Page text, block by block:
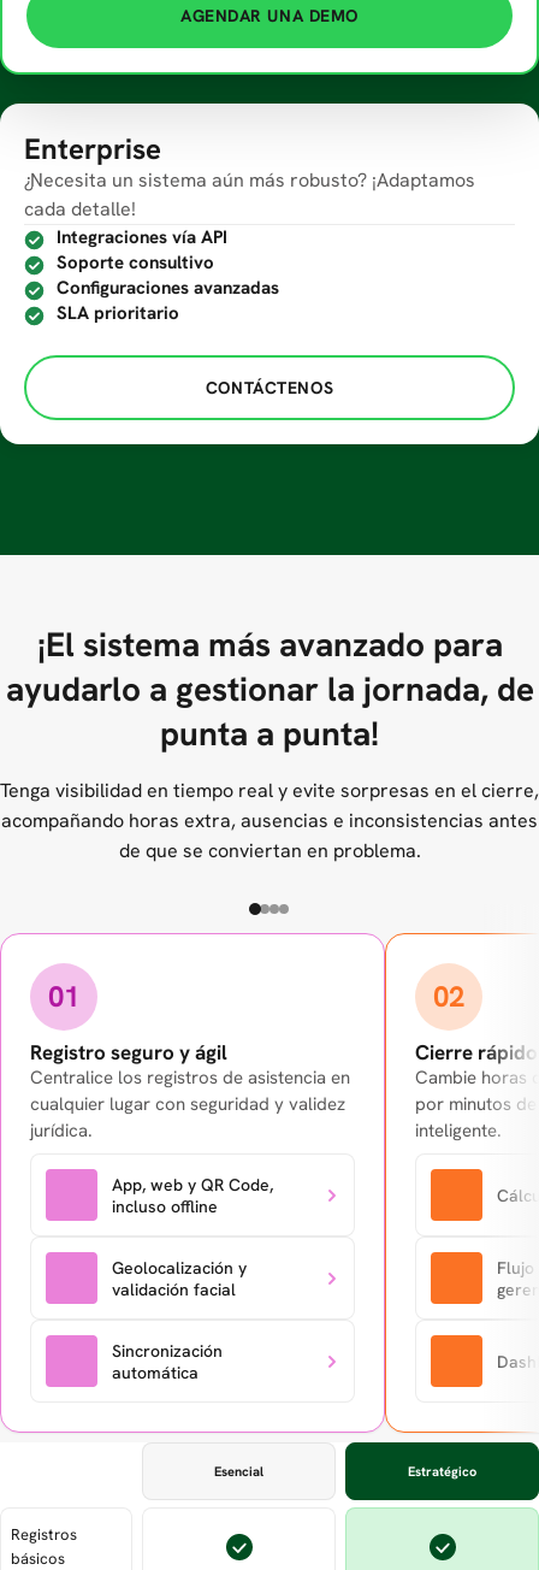
AGENDAR UNA DEMO
Enterprise
¿Necesita un sistema aún más robusto? ¡Adaptamos
cada detalle!
Integraciones vía API
Soporte consultivo
Configuraciones avanzadas
SLA prioritario
CONTÁCTENOS
¡El sistema más avanzado para
ayudarlo a gestionar la jornada, de
punta a punta!
Tenga visibilidad en tiempo real y evite sorpresas en el cierre,
acompañando horas extra, ausencias e inconsistencias antes
de que se conviertan en problema.
01
Registro seguro y ágil
Centralice los registros de asistencia en
cualquier lugar con seguridad y validez
jurídica.
App, web y QR Code,
incluso offline
Geolocalización y
validación facial
Sincronización
automática
02
Cierre
Cambie horas
por minutos
inteligente.
Flujo
Esencial Estratégico
Registros
básicos